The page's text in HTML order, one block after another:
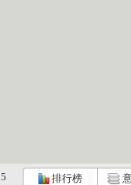
5 排行榜